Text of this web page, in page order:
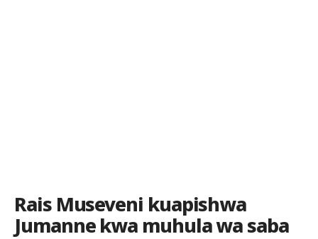
Rais Museveni kuapishwa
Jumanne kwa muhula wa saba